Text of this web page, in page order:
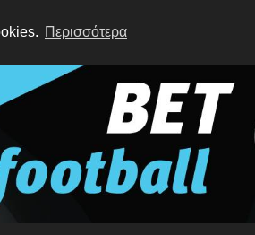
Περισσότερα